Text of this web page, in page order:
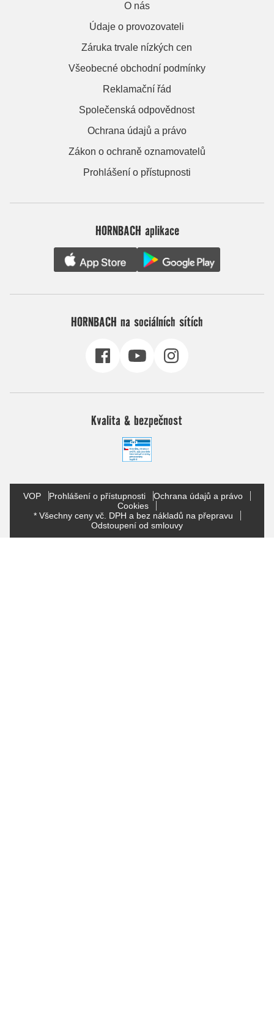
O nás
Údaje o provozovateli
Záruka trvale nízkých cen
Všeobecné obchodní podmínky
Reklamační řád
Společenská odpovědnost
Ochrana údajů a právo
Zákon o ochraně oznamovatelů
Prohlášení o přístupnosti
HORNBACH aplikace
HORNBACH na sociálních sítích
Kvalita & bezpečnost
VOP Prohlášení o přístupnosti
Ochrana údajů a právo
Cookies
* Všechny ceny vč. DPH a bez nákladů na přepravu
Odstoupení od smlouvy